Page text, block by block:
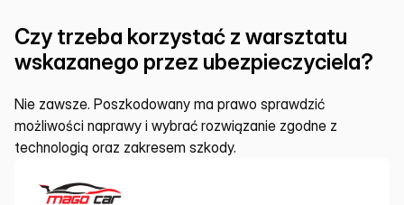
Czy trzeba korzystać z warsztatu
wskazanego przez ubezpieczyciela?
Nie zawsze. Poszkodowany ma prawo sprawdzić
możliwości naprawy i wybrać rozwiązanie zgodne z
technologią oraz zakresem szkody.